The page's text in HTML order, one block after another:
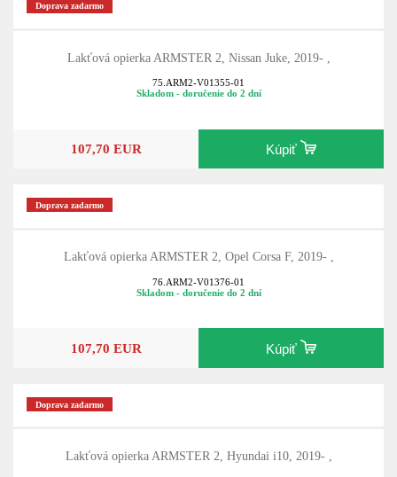
Doprava zadarmo
Lakťová opierka ARMSTER 2, Nissan Juke, 2019- ,
75.ARM2-V01355-01
Skladom - doručenie do 2 dní
107,70 EUR Kúpiť
Doprava zadarmo
Lakťová opierka ARMSTER 2, Opel Corsa F, 2019- ,
76.ARM2-V01376-01
Skladom - doručenie do 2 dní
107,70 EUR Kúpiť
Doprava zadarmo
Lakťová opierka ARMSTER 2, Hyundai i10, 2019- ,